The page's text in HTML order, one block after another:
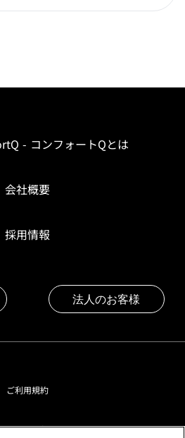
- コンフォートQとは
会社概要
採用情報
法人のお客様
ご利用規約
イバシーポリシー